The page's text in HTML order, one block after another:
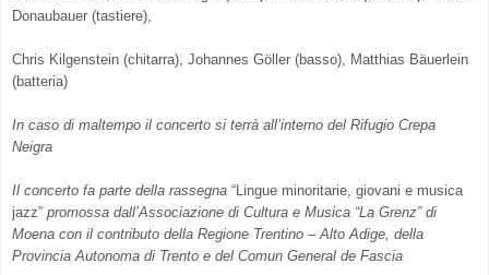
Donaubauer (tastiere),
Chris Kilgenstein (chitarra), Johannes Göller (basso), Matthias Bäuerlein
(batteria)
In caso di maltempo il concerto si terrà all’interno del Rifugio Crepa
Neigra
Il concerto fa parte della rassegna “Lingue minoritarie, giovani e musica
jazz” promossa dall’Associazione di Cultura e Musica “La Grenz” di
Moena con il contributo della Regione Trentino – Alto Adige, della
Provincia Autonoma di Trento e del Comun General de Fascia